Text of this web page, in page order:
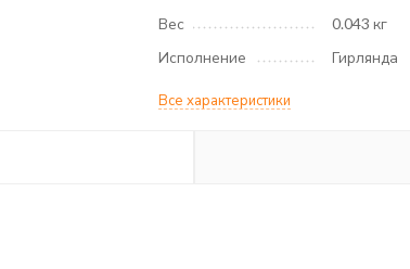
Вес
0.043 кг
Исполнение
Гирлянда
Все характеристики